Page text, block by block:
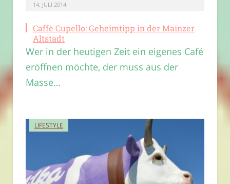
14. JULI 2014
Caffè Cupello: Geheimtipp in der Mainzer
Altstadt
Wer in der heutigen Zeit ein eigenes Café
eröffnen möchte, der muss aus der
Masse…
LIFESTYLE